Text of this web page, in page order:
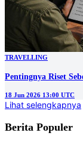
TRAVELLING
Pentingnya Riset
18 Jun 2026 13:00 UTC
Lihat selengkapnya
Berita Populer